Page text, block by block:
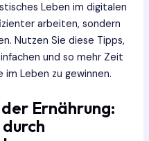
Leben im digitalen
arbeiten, sondern
Nutzen Sie diese Tipps,
und so mehr Zeit
im Leben zu gewinnen.
Ernährung: